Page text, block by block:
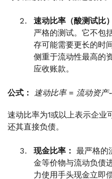
速动比率（酸测试比
严格的测试。它不包
存可能需要更长的时
侧重于流动性最高的
应收账款。
公式： 速动比率 = 流动资
速动比率为1或以上表示企业
还其直接负债。
现金比率： 最严格的
金等价物与流动负债
力使用手头现金立即